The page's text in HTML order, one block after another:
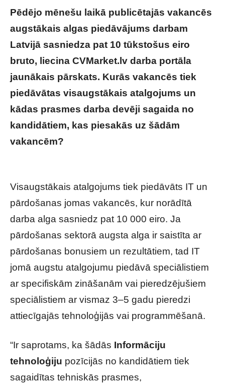
Pēdējo mēnešu laikā publicētajās vakancēs
augstākais algas piedāvājums darbam
Latvijā sasniedza pat 10 tūkstošus eiro
bruto, liecina CVMarket.lv darba portāla
jaunākais pārskats. Kurās vakancēs tiek
piedāvātas visaugstākais atalgojums un
kādas prasmes darba devēji sagaida no
kandidātiem, kas piesakās uz šādām
vakancēm?
Visaugstākais atalgojums tiek piedāvāts IT un
pārdošanas jomas vakancēs, kur norādītā
darba alga sasniedz pat 10 000 eiro. Ja
pārdošanas sektorā augsta alga ir saistīta ar
pārdošanas bonusiem un rezultātiem, tad IT
jomā augstu atalgojumu piedāvā speciālistiem
ar specifiskām zināšanām vai pieredzējušiem
speciālistiem ar vismaz 3–5 gadu pieredzi
attiecīgajās tehnoloģijās vai programmēšanā.
“Ir saprotams, ka šādās Informāciju
tehnoloģiju pozīcijās no kandidātiem tiek
sagaidītas tehniskās prasmes,